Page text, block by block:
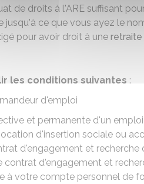
de droits à l'ARE suffisant
jusqu'à ce que vous ayez le
pour avoir droit à une retraite
les conditions suivantes :
d'emploi
et permanente d'un
d'insertion sociale ou
d'engagement et recherche
contrat d'engagement et
à votre compte personnel de